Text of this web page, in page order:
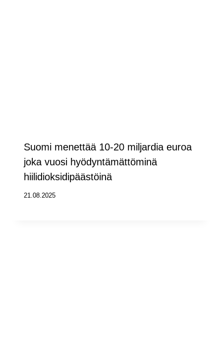
Suomi menettää 10-20 miljardia euroa
joka vuosi hyödyntämättöminä
hiilidioksidipäästöinä
21.08.2025